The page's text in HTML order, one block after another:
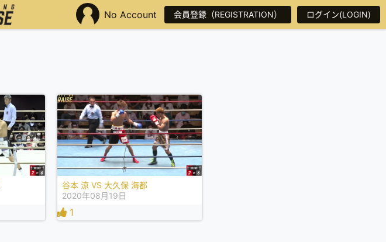
No Account 会員登録（REGISTRATION） ログイン(LOGIN)
谷本 涼 VS 大久保 海都
2020年08月19日
1